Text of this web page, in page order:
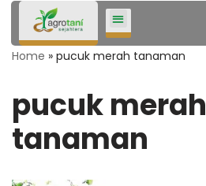
Lompat
ke
Home » pucuk merah tanaman
pucuk merah
tanaman